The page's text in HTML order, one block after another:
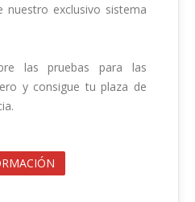
exclusivo sistema
las pruebas para las
y consigue tu plaza de
tu provincia.